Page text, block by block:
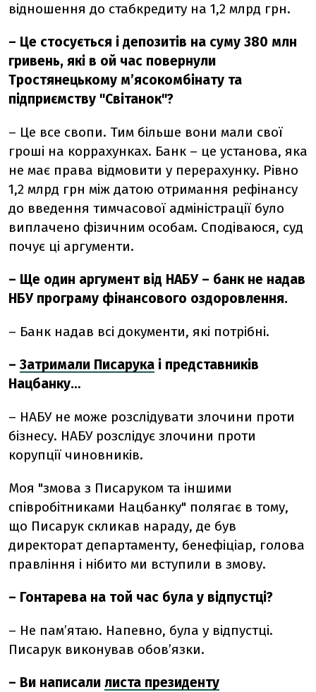
відношення до стабкредиту на 1,2 млрд грн.
– Це стосується і депозитів на суму 380 млн
гривень, які в ой час повернули
Тростянецькому м’ясокомбінату та
підприємству "Світанок"?
– Це все свопи. Тим більше вони мали свої
гроші на коррахунках. Банк – це установа, яка
не має права відмовити у перерахунку. Рівно
1,2 млрд грн між датою отримання рефінансу
до введення тимчасової адміністрації було
виплачено фізичним особам. Сподіваюся, суд
почує ці аргументи.
– Ще один аргумент від НАБУ – банк не надав
НБУ програму фінансового оздоровлення.
– Банк надав всі документи, які потрібні.
– Затримали Писарука і представників
Нацбанку…
– НАБУ не може розслідувати злочини проти
бізнесу. НАБУ розслідує злочини проти
корупції чиновників.
Моя "змова з Писаруком та іншими
співробітниками Нацбанку" полягає в тому,
що Писарук скликав нараду, де був
директорат департаменту, бенефіціар, голова
правління і нібито ми вступили в змову.
– Гонтарева на той час була у відпустці?
– Не пам’ятаю. Напевно, була у відпустці.
Писарук виконував обов’язки.
– Ви написали листа президенту